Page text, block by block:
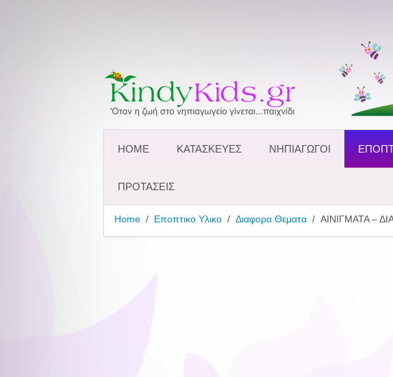
HOME ΚΑΤΑΣΚΕΥΕΣ ΝΗΠΙΑΓΩΓΟΙ
ΠΡΟΤΑΣΕΙΣ
Home Εποπτικο Υλικο Διαφορα Θεματα ΑΙΝΙΓΜΑΤΑ –